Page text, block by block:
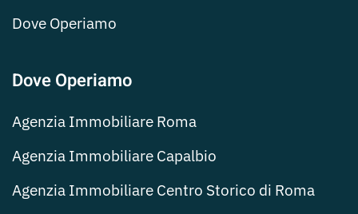
Dove Operiamo
Dove Operiamo
Agenzia Immobiliare Roma
Agenzia Immobiliare Capalbio
Agenzia Immobiliare Centro Storico di Roma